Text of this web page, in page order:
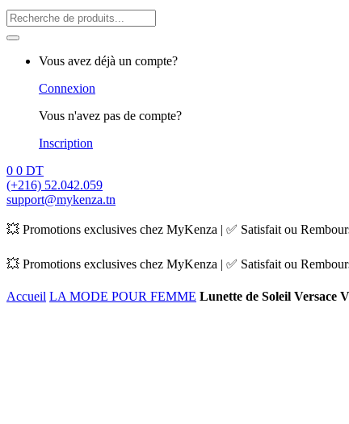
Search
for:
Vous avez déjà un compte?
Connexion
Vous n'avez pas de compte?
Inscription
0 0 DT
(+216) 52.042.059
support@mykenza.tn
💥 Promotions exclusives chez MyKenza | ✅ Satisfait ou
💥 Promotions exclusives chez MyKenza | ✅ Satisfait ou
Accueil LA MODE POUR FEMME Lunette de Soleil Versace